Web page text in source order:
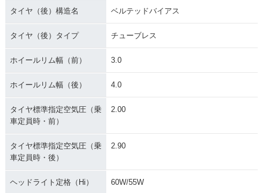
タイヤ（後）構造名 ベルテッドバイアス
タイヤ（後）タイプ チューブレス
ホイールリム幅（前） 3.0
ホイールリム幅（後） 4.0
タイヤ標準指定空気圧（乗
車定員時・前）
2.00
タイヤ標準指定空気圧（乗
車定員時・後）
2.90
ヘッドライト定格（Hi） 60W/55W